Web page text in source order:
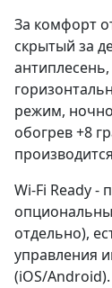
За комфорт
скрытый за
режим,
обогрев +8
Wi-Fi Ready -
отдельно),
управления
(iOS/Android).